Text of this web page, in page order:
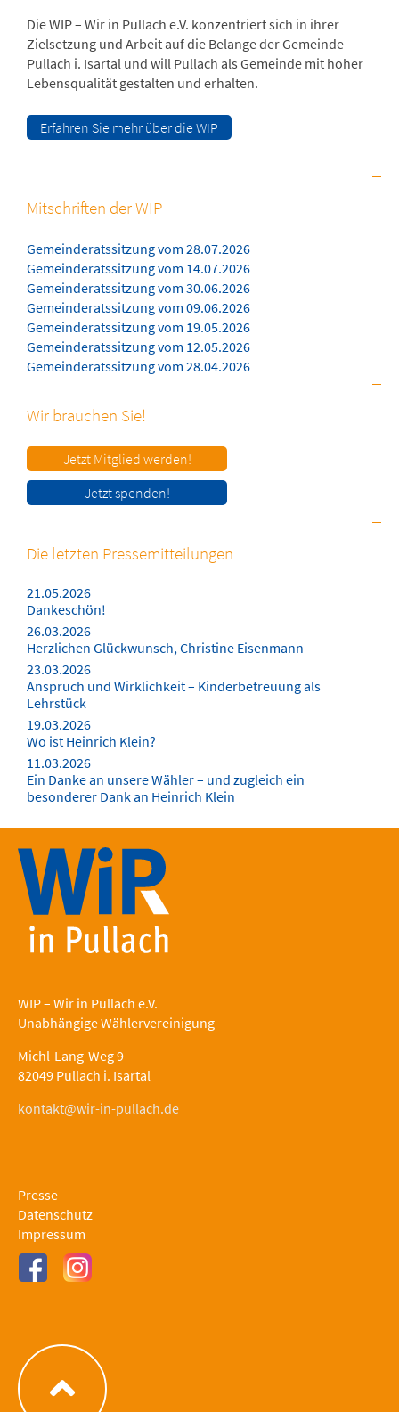
Die WIP – Wir in Pullach e.V. konzentriert sich in ihrer
Zielsetzung und Arbeit auf die Belange der Gemeinde
Pullach i. Isartal und will Pullach als Gemeinde mit hoher
Lebensqualität gestalten und erhalten.
Erfahren Sie mehr über die WIP
Mitschriften der WIP
Gemeinderatssitzung vom 28.07.2026
Gemeinderatssitzung vom 14.07.2026
Gemeinderatssitzung vom 30.06.2026
Gemeinderatssitzung vom 09.06.2026
Gemeinderatssitzung vom 19.05.2026
Gemeinderatssitzung vom 12.05.2026
Gemeinderatssitzung vom 28.04.2026
Wir brauchen Sie!
Jetzt Mitglied werden!
Jetzt spenden!
Die letzten Pressemitteilungen
21.05.2026
Dankeschön!
26.03.2026
Herzlichen Glückwunsch, Christine Eisenmann
23.03.2026
Anspruch und Wirklichkeit – Kinderbetreuung als
Lehrstück
19.03.2026
Wo ist Heinrich Klein?
11.03.2026
Ein Danke an unsere Wähler – und zugleich ein
besonderer Dank an Heinrich Klein
WIP – Wir in Pullach e.V.
Unabhängige Wählervereinigung
Michl-Lang-Weg 9
82049 Pullach i. Isartal
kontakt@wir-in-pullach.de
Presse
Datenschutz
Impressum